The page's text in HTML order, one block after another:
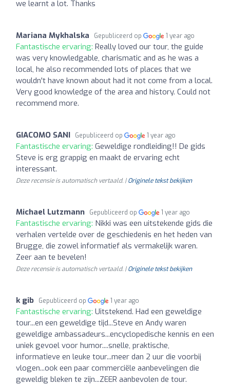
we learnt a lot. Thanks
Mariana Mykhalska Gepubliceerd op 1 year ago
Fantastische ervaring: Really loved our tour, the guide
was very knowledgable, charismatic and as he was a
local, he also recommended lots of places that we
wouldn't have known about had it not come from a local.
Very good knowledge of the area and history. Could not
recommend more.
GIACOMO SANI Gepubliceerd op 1 year ago
Fantastische ervaring: Geweldige rondleiding!! De gids
Steve is erg grappig en maakt de ervaring echt
interessant.
Deze recensie is automatisch vertaald. |Originele tekst bekijken
Michael Lutzmann Gepubliceerd op 1 year ago
Fantastische ervaring: Nikki was een uitstekende gids die
verhalen vertelde over de geschiedenis en het heden van
Brugge, die zowel informatief als vermakelijk waren.
Zeer aan te bevelen!
Deze recensie is automatisch vertaald. |Originele tekst bekijken
k gib Gepubliceerd op 1 year ago
Fantastische ervaring: Uitstekend. Had een geweldige
tour...en een geweldige tijd...Steve en Andy waren
geweldige ambassadeurs...encyclopedische kennis en een
uniek gevoel voor humor....snelle, praktische,
informatieve en leuke tour...meer dan 2 uur die voorbij
vlogen...ook een paar commerciële aanbevelingen die
geweldig bleken te zijn...ZEER aanbevolen de tour.